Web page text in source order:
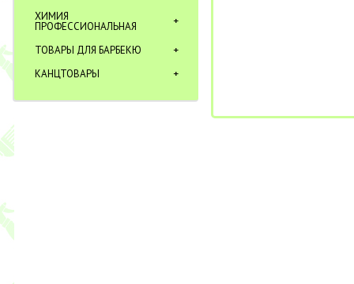
ХИМИЯ
ПРОФЕССИОНАЛЬНАЯ
ТОВАРЫ ДЛЯ БАРБЕКЮ
КАНЦТОВАРЫ